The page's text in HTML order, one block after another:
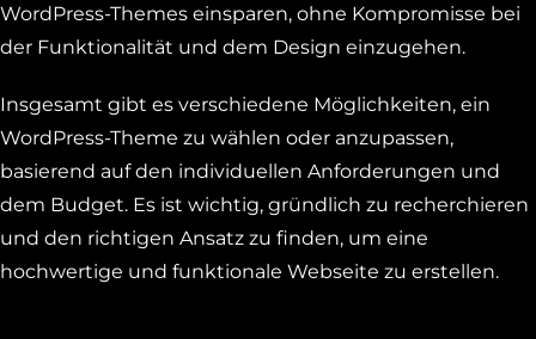
WordPress-Themes einsparen, ohne Kompromisse bei
der Funktionalität und dem Design einzugehen.
Insgesamt gibt es verschiedene Möglichkeiten, ein
WordPress-Theme zu wählen oder anzupassen,
basierend auf den individuellen Anforderungen und
dem Budget. Es ist wichtig, gründlich zu recherchieren
und den richtigen Ansatz zu finden, um eine
hochwertige und funktionale Webseite zu erstellen.